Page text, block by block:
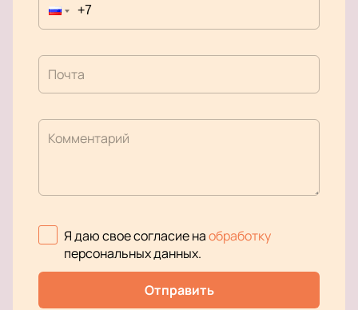
Почта
Комментарий
Я даю свое согласие наобработку
персональных данных.
Отправить